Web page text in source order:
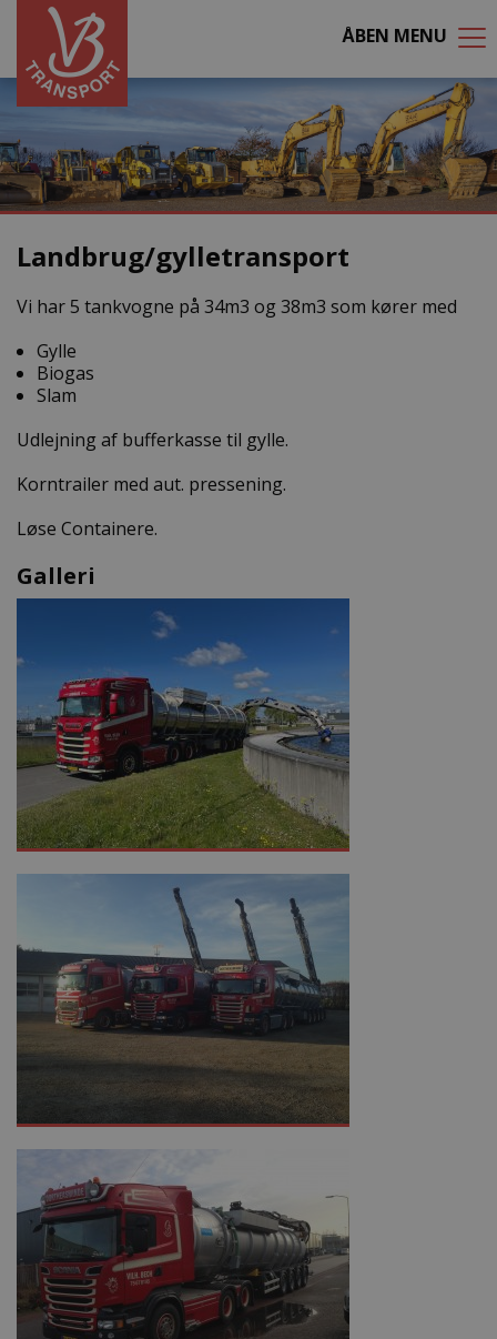
ÅBEN MENU
Landbrug/gylletransport
Vi har 5 tankvogne på 34m3 og 38m3 som kører med
Gylle
Biogas
Slam
Udlejning af bufferkasse til gylle.
Korntrailer med aut. pressening.
Løse Containere.
Galleri